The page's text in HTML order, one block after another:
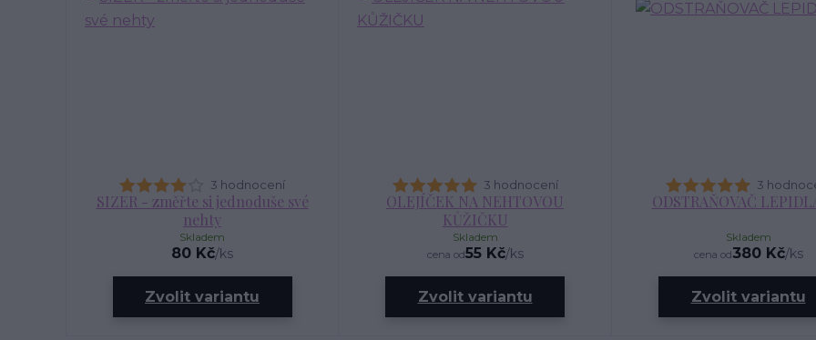
3 hodnocení
SIZER - změřte si jednoduše své
nehty
80 Kč/ks
Skladem
Zvolit variantu
3 hodnocení
OLEJÍČEK NA NEHTOVOU
KŮŽIČKU
cena od55 Kč/ks
Skladem
Zvolit variantu
3
ODSTRAŇOVAČ
cena od380 Kč/ks
Skladem
Zvolit variantu